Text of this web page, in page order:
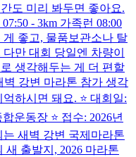
도 미리 봐두면 좋아요.
- 3km 가족런 08:00
게 좋고, 물품보관소나 탈
만 대회 당일엔 차량이
생각해두는 게 더 편할
강변 마라톤 참가 생각
하시면 돼요. ⭐ 대회일:
운동장 ⭐ 접수: 2026년
새벽 강변 국제마라톤
새 출발지, 2026 마라톤